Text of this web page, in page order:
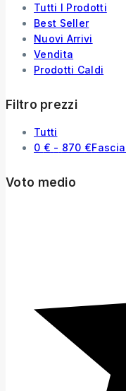
Tutti I Prodotti
Best Seller
Nuovi Arrivi
Vendita
Prodotti Caldi
Filtro prezzi
Tutti
0 € - 870 €
Voto medio